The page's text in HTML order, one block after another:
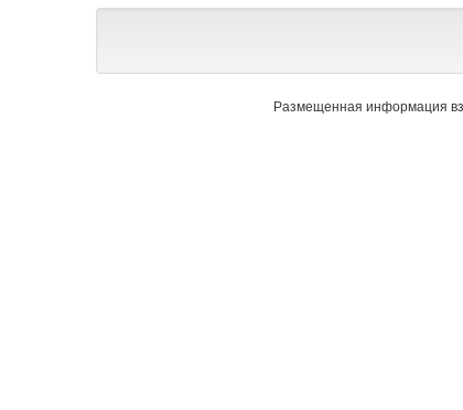
Размещенная информация